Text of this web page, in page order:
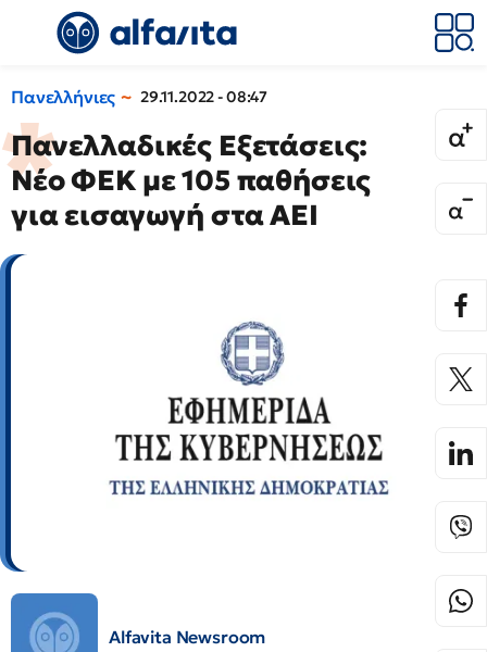
Πανελλήνιες 29.11.2022 - 08:47
Πανελλαδικές Εξετάσεις:
Νέο ΦΕΚ με 105 παθήσεις
για εισαγωγή στα ΑΕΙ
Alfavita Newsroom